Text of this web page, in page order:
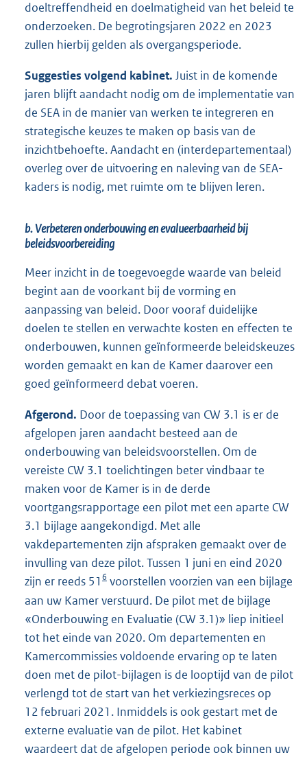
doeltreffendheid en doelmatigheid van het beleid te
onderzoeken. De begrotingsjaren 2022 en 2023
zullen hierbij gelden als overgangsperiode.
Suggesties volgend kabinet. Juist in de komende
jaren blijft aandacht nodig om de implementatie van
de SEA in de manier van werken te integreren en
strategische keuzes te maken op basis van de
inzichtbehoefte. Aandacht en (interdepartementaal)
overleg over de uitvoering en naleving van de SEA-
kaders is nodig, met ruimte om te blijven leren.
b. Verbeteren onderbouwing en evalueerbaarheid bij
beleidsvoorbereiding
Meer inzicht in de toegevoegde waarde van beleid
begint aan de voorkant bij de vorming en
aanpassing van beleid. Door vooraf duidelijke
doelen te stellen en verwachte kosten en effecten te
onderbouwen, kunnen geïnformeerde beleidskeuzes
worden gemaakt en kan de Kamer daarover een
goed geïnformeerd debat voeren.
Afgerond. Door de toepassing van CW 3.1 is er de
afgelopen jaren aandacht besteed aan de
onderbouwing van beleidsvoorstellen. Om de
vereiste CW 3.1 toelichtingen beter vindbaar te
maken voor de Kamer is in de derde
voortgangsrapportage een pilot met een aparte CW
3.1 bijlage aangekondigd. Met alle
vakdepartementen zijn afspraken gemaakt over de
invulling van deze pilot. Tussen 1 juni en eind 2020
zijn er reeds 51 6 voorstellen voorzien van een bijlage
aan uw Kamer verstuurd. De pilot met de bijlage
«Onderbouwing en Evaluatie (CW 3.1)» liep initieel
tot het einde van 2020. Om departementen en
Kamercommissies voldoende ervaring op te laten
doen met de pilot-bijlagen is de looptijd van de pilot
verlengd tot de start van het verkiezingsreces op
12 februari 2021. Inmiddels is ook gestart met de
externe evaluatie van de pilot. Het kabinet
waardeert dat de afgelopen periode ook binnen uw